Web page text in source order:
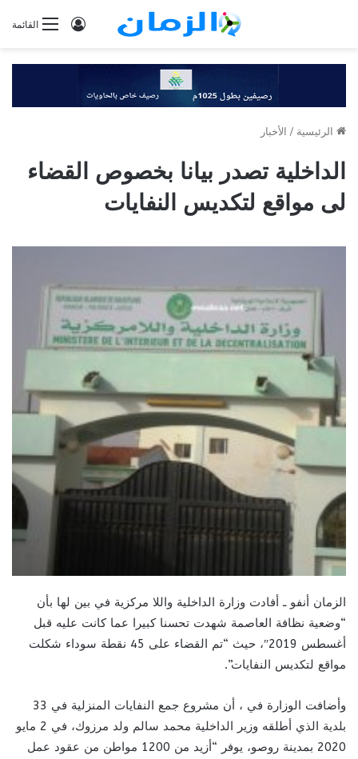
القائمةتسجيل
الرئيسية / الأخبار
الداخلية تصدر بيانا بخصوص القضاء
لى مواقع لتكديس النفايات
الزمان أنفو ـ أفادت وزارة الداخلية واللا مركزية في بين لها بأن
“وضعية نظافة العاصمة شهدت تحسنا كبيرا عما كانت عليه قبل
أغسطس 2019″، حيث “تم القضاء على 45 نقطة سوداء شكلت
مواقع لتكديس النفايات”.
وأضافت الوزارة في ، أن مشروع جمع النفايات المنزلية في 33
بلدية الذي أطلقه وزير الداخلية محمد سالم ولد مرزوك، في 2 مايو
2020 بمدينة روصو، يوفر “أزيد من 1200 مواطن من عقود عمل